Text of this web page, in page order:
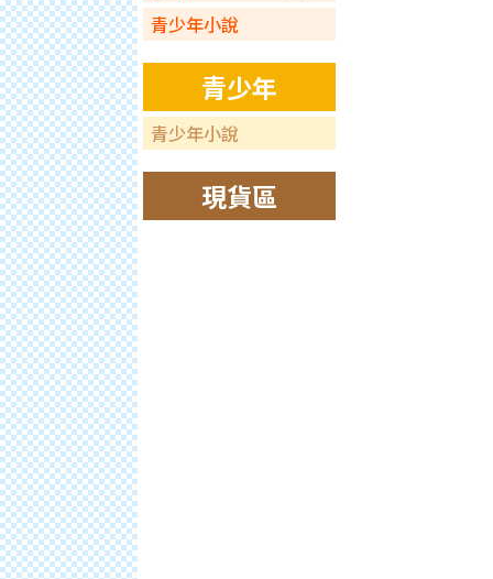
青少年小說
青少年
青少年小說
現貨區